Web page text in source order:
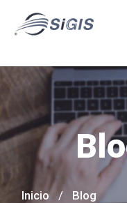
Inicio
Blog